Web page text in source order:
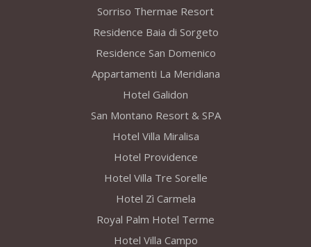
Sorriso Thermae Resort
Residence Baia di Sorgeto
Residence San Domenico
Appartamenti La Meridiana
Hotel Galidon
San Montano Resort & SPA
Hotel Villa Miralisa
Hotel Providence
Hotel Villa Tre Sorelle
Hotel Zì Carmela
Royal Palm Hotel Terme
Hotel Villa Campo